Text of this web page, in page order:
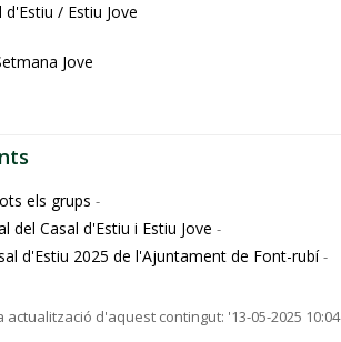
/ Estiu Jove
Jove
els grups -
del Casal d'Estiu i Estiu Jove -
d'Estiu 2025 de l'Ajuntament de Font-rubí-
actualització d'aquest contingut: '13-05-2025 10:04